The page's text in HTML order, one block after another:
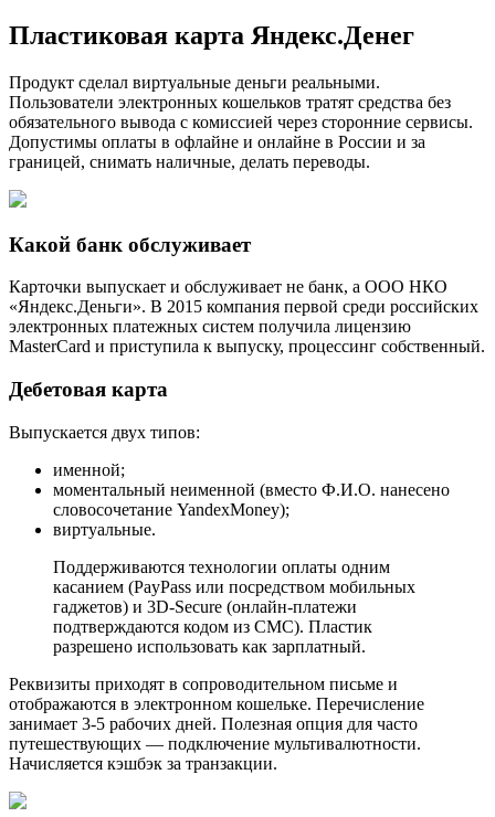
Пластиковая карта Яндекс.Денег
Продукт сделал виртуальные деньги реальными.
Пользователи электронных кошельков тратят средства без
обязательного вывода с комиссией через сторонние сервисы.
Допустимы оплаты в офлайне и онлайне в России и за
границей, снимать наличные, делать переводы.
Какой банк обслуживает
Карточки выпускает и обслуживает не банк, а ООО НКО
«Яндекс.Деньги». В 2015 компания первой среди российских
электронных платежных систем получила лицензию
MasterCard и приступила к выпуску, процессинг собственный.
Дебетовая карта
Выпускается двух типов:
именной;
моментальный неименной (вместо Ф.И.О. нанесено
словосочетание YandexMoney);
виртуальные.
Поддерживаются технологии оплаты одним
касанием (PayPass или посредством мобильных
гаджетов) и 3D-Secure (онлайн-платежи
подтверждаются кодом из СМС). Пластик
разрешено использовать как зарплатный.
Реквизиты приходят в сопроводительном письме и
отображаются в электронном кошельке. Перечисление
занимает 3-5 рабочих дней. Полезная опция для часто
путешествующих — подключение мультивалютности.
Начисляется кэшбэк за транзакции.